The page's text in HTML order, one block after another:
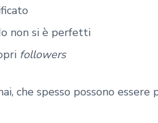
non si è perfetti
followers
che spesso possono